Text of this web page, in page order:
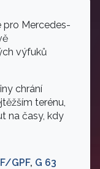
Mercedes-
výfuků
chrání
terénu,
na časy, kdy
GPF, G 63